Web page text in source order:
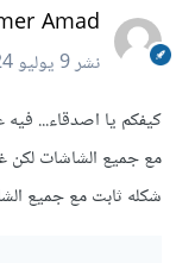
Amad
نشر9 يوليو 2024
كيفكم يا اصدقاء...
مع جميع الشاشات لكن
شكله ثابت مع جميع